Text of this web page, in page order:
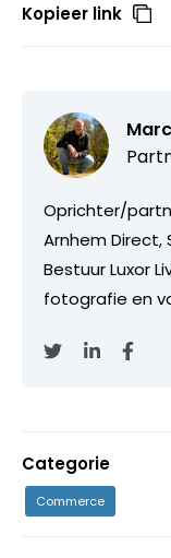
Kopieer link
Oprichter/
Arnhem Direct,
Bestuur Luxor
fotografie en
Categorie
Commerce